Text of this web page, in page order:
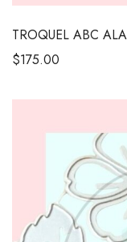
TROQUEL ABC
$175.00